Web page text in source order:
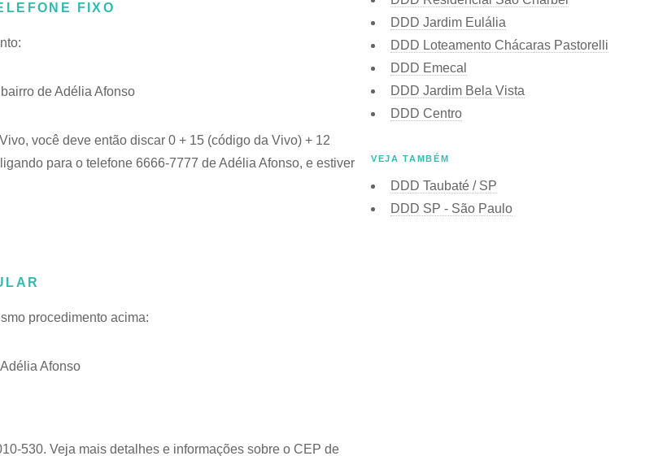
FIXO
de Adélia Afonso
você deve então discar 0 + 15 (código da Vivo) + 12
para o telefone 6666-7777 de Adélia Afonso, e estiver
procedimento acima:
Afonso
530. Veja mais detalhes e informações sobre o CEP de
DDD Jardim Eulália
DDD Loteamento Chácaras Pastorelli
DDD Emecal
DDD Jardim Bela Vista
DDD Centro
VEJA TAMBÉM
DDD Taubaté / SP
DDD SP - São Paulo